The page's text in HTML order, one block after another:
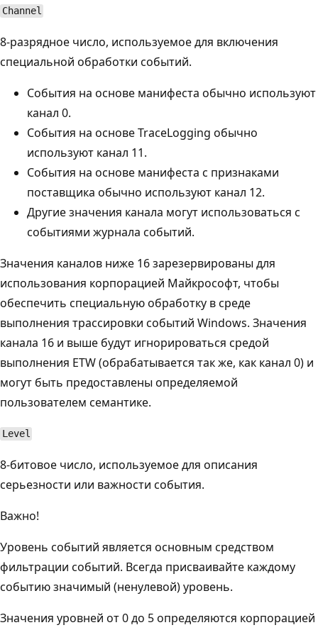
Channel
8-разрядное число, используемое для включения
специальной обработки событий.
События на основе манифеста обычно используют
канал 0.
События на основе TraceLogging обычно
используют канал 11.
События на основе манифеста с признаками
поставщика обычно используют канал 12.
Другие значения канала могут использоваться с
событиями журнала событий.
Значения каналов ниже 16 зарезервированы для
использования корпорацией Майкрософт, чтобы
обеспечить специальную обработку в среде
выполнения трассировки событий Windows. Значения
канала 16 и выше будут игнорироваться средой
выполнения ETW (обрабатывается так же, как канал 0) и
могут быть предоставлены определяемой
пользователем семантике.
Level
8-битовое число, используемое для описания
серьезности или важности события.
Важно!
Уровень событий является основным средством
фильтрации событий. Всегда присваивайте каждому
событию значимый (ненулевой) уровень.
Значения уровней от 0 до 5 определяются корпорацией